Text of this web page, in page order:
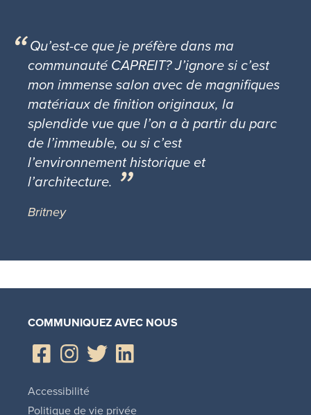
Qu’est-ce que je préfère dans ma
communauté CAPREIT? J’ignore si c’est
mon immense salon avec de magnifiques
matériaux de finition originaux, la
splendide vue que l’on a à partir du parc
de l’immeuble, ou si c’est
l’environnement historique et
l’architecture.
Britney
COMMUNIQUEZ AVEC NOUS
Accessibilité
Politique de vie privée